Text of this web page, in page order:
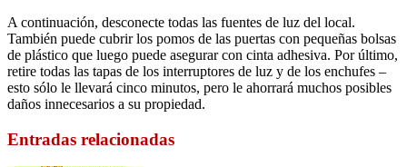
A continuación, desconecte todas las fuentes de luz del local.
También puede cubrir los pomos de las puertas con pequeñas bolsas
de plástico que luego puede asegurar con cinta adhesiva. Por último,
retire todas las tapas de los interruptores de luz y de los enchufes –
esto sólo le llevará cinco minutos, pero le ahorrará muchos posibles
daños innecesarios a su propiedad.
Entradas relacionadas